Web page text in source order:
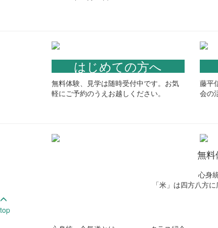
はじめての方へ
無料体験、見学は随時受付中です。お気
軽にご予約のうえお越しください。
藤平
会の
無
心身
「米」は四方八方
top